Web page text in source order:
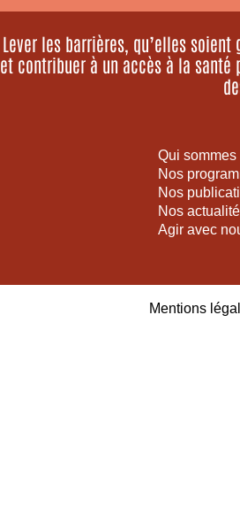
Lever les barrières, qu’elles soient
et contribuer à un accès à la
Qui sommes
Nos
Nos
Nos
Agir avec
Mentions